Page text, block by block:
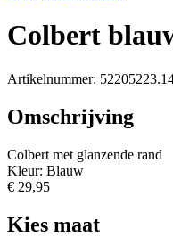
Colbert
Artikelnummer:
Omschrijving
Colbert met glanzende rand
Kleur: Blauw
€ 29,95
Kies maat